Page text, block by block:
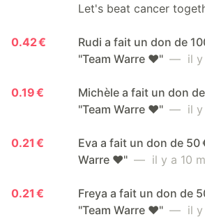
Let's beat cancer
0.42 €
Rudi a fait un don de
"Team Warre ❤️" — il y
0.19 €
Michèle a fait un don
"Team Warre ❤️" — il y
0.21 €
Eva a fait un don de 50
Warre ❤️" — il y a 10
0.21 €
Freya a fait un don de
"Team Warre ❤️" — il y